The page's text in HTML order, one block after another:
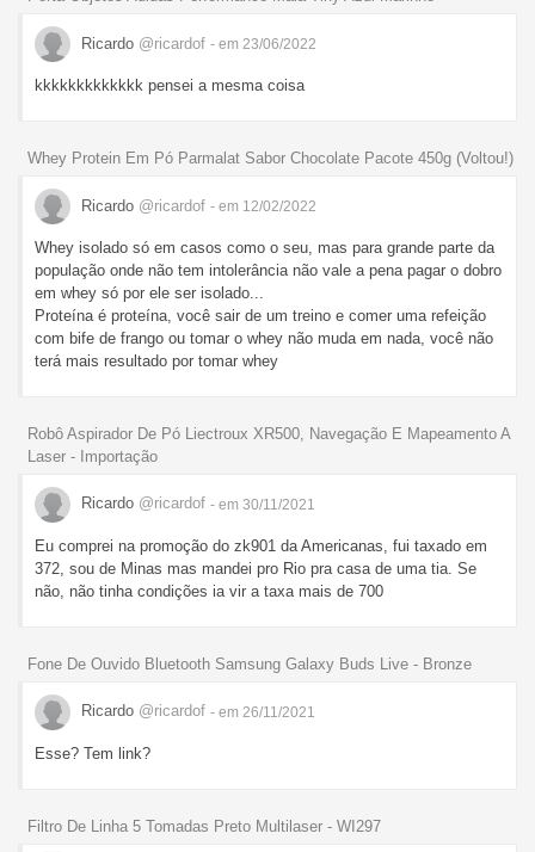
Ricardo @ricardof - em 23/06/2022
kkkkkkkkkkkkk pensei a mesma coisa
Whey Protein Em Pó Parmalat Sabor Chocolate Pacote 450g (Voltou!)
Ricardo @ricardof - em 12/02/2022
Whey isolado só em casos como o seu, mas para grande parte da
população onde não tem intolerância não vale a pena pagar o dobro
em whey só por ele ser isolado...
Proteína é proteína, você sair de um treino e comer uma refeição
com bife de frango ou tomar o whey não muda em nada, você não
terá mais resultado por tomar whey
Robô Aspirador De Pó Liectroux XR500, Navegação E Mapeamento A
Laser - Importação
Ricardo @ricardof - em 30/11/2021
Eu comprei na promoção do zk901 da Americanas, fui taxado em
372, sou de Minas mas mandei pro Rio pra casa de uma tia. Se
não, não tinha condições ia vir a taxa mais de 700
Fone De Ouvido Bluetooth Samsung Galaxy Buds Live - Bronze
Ricardo @ricardof - em 26/11/2021
Esse? Tem link?
Filtro De Linha 5 Tomadas Preto Multilaser - WI297